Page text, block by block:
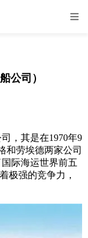
公司）
，其是在1970年9
和劳埃德两家公司
国际海运世界前五
极强的竞争力，